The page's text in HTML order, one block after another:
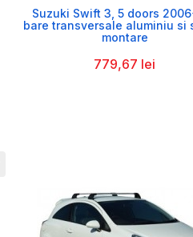

Suzuki Swift 3, 5 doors
bare transversale aluminiu si
montare
779,67 lei